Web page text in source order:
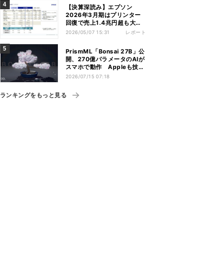
【決算深読み】エプソン
2026年3月期はプリンター
回復で売上1.4兆円超も大幅
減益、今期は増収増益見込む
2026/05/07 15:31 レポート
PrismML「Bonsai 27B」公
開、270億パラメータのAIが
スマホで動作 Appleも技術
を評価
2026/07/15 07:18
ランキングをもっと見る